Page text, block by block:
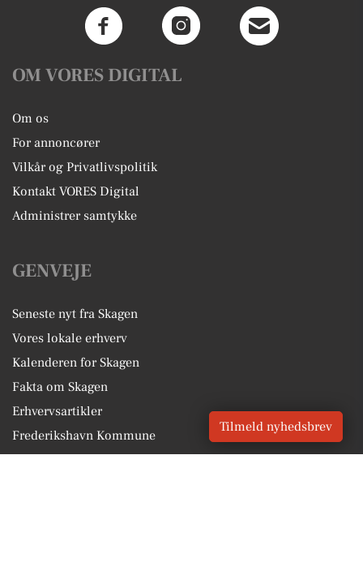
OM VORES DIGITAL
Om os
For annoncører
Vilkår og Privatlivspolitik
Kontakt VORES Digital
Administrer samtykke
GENVEJE
Seneste nyt fra Skagen
Vores lokale erhverv
Kalenderen for Skagen
Fakta om Skagen
Erhvervsartikler
Frederikshavn Kommune
Tilmeld nyhedsbrev